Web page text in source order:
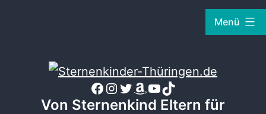
Thüringen.de
Menü
Sternenkinder-Thüringen.de auf Facebook
Sternenkinder-Thüringen.de auf Instagram
Sternenkinder-Thüringen.de auf Twitter
Sternenkinder-Thüringen.de Amazon Wunschliste
YouTube
TikTok
Von Sternenkind Eltern für